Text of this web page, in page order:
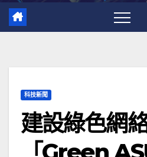
科技新聞
建設綠色網